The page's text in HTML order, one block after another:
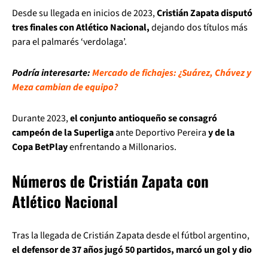
Desde su llegada en inicios de 2023,Cristián Zapata disputó
tres finales con Atlético Nacional,dejando dos títulos más
para el palmarés ‘verdolaga’.
Podría interesarte:Mercado de fichajes: ¿Suárez, Chávez y
Meza cambian de equipo?
Durante 2023,el conjunto antioqueño se consagró
campeón de la Superligaante Deportivo Pereiray de la
Copa BetPlayenfrentando a Millonarios.
Números de Cristián Zapata con
Atlético Nacional
Tras la llegada de Cristián Zapata desde el fútbol argentino,
el defensor de 37 años jugó 50 partidos, marcó un gol y dio